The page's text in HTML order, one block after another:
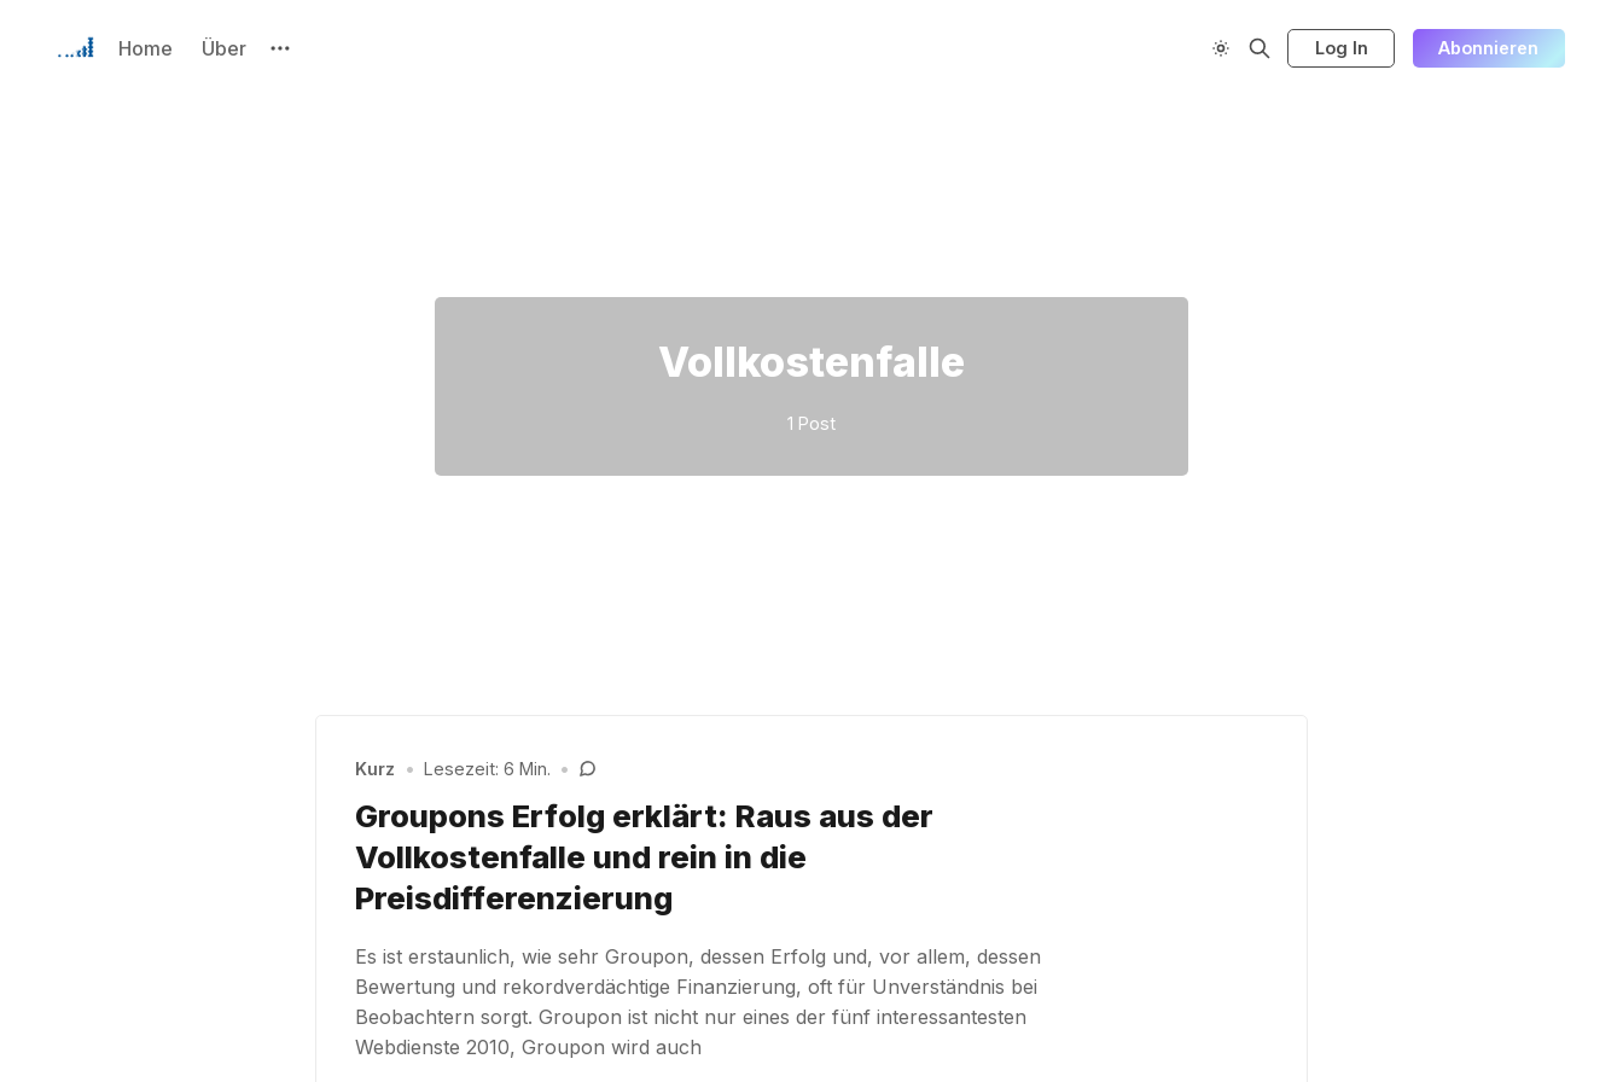
Home Über Log In Abonnieren
Vollkostenfalle
1 Post
Kurz • Lesezeit: 6 Min. •
Groupons Erfolg erklärt: Raus aus der
Vollkostenfalle und rein in die
Preisdifferenzierung
Es ist erstaunlich, wie sehr Groupon, dessen Erfolg und, vor allem, dessen
Bewertung und rekordverdächtige Finanzierung, oft für Unverständnis bei
Beobachtern sorgt. Groupon ist nicht nur eines der fünf interessantesten
Webdienste 2010, Groupon wird auch